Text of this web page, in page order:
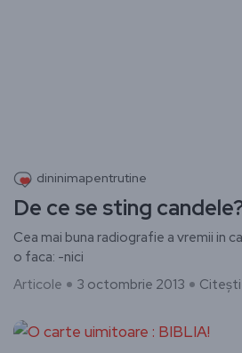
dininimapentrutine
De ce se sting
Cea mai buna radiografie a vremii in
o faca: -nici
Articole
3 octombrie 2013 Citești